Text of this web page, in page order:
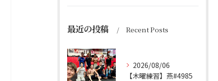
最近の投稿 Recent Posts
2026/08/06
【木曜練習】燕#4985